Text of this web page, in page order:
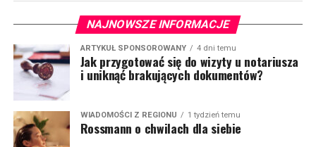
NAJNOWSZE INFORMACJE
ARTYKUŁ SPONSOROWANY 4 dni temu
Jak przygotować się do wizyty u notariusza
i uniknąć brakujących dokumentów?
WIADOMOŚCI Z REGIONU 1 tydzień temu
Rossmann o chwilach dla siebie